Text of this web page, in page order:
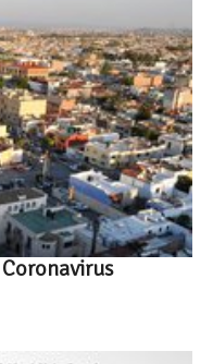
Coronavirus